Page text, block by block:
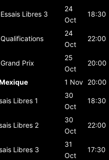
Essais Libres 3
24
Oct
18:30
Qualifications
24
Oct
22:00
Grand Prix
25
Oct
20:00
1 Nov 20:00
Libres 1
30
Oct
18:30
Libres 2
30
Oct
22:00
Libres 3
31
Oct
17:30